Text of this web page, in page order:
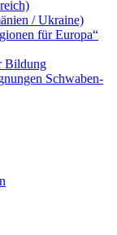
/ Ukraine)
für Europa“
Bildung
Schwaben-